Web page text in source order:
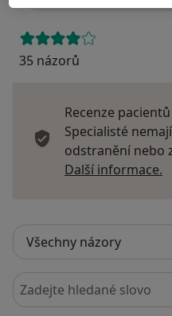
35 názorů
Recenze
Specialisté
odstranění nebo
Další informace.
Hledejte v názorech